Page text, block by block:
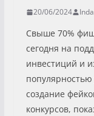
20/06/2024
Свыше 70%
сегодня на
инвестиций и
создание
конкурсов,